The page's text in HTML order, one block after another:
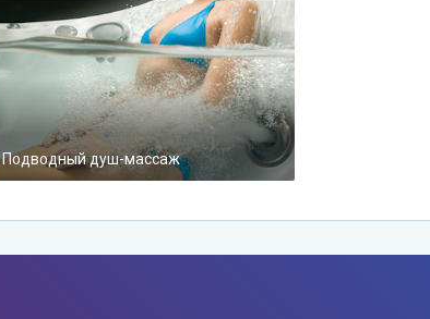
Подводный душ-массаж